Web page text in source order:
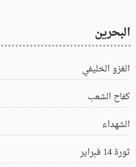
البحرين
الغزو الخليفي
كفاح الشعب
الشهداء
ثورة 14 فبراير